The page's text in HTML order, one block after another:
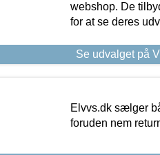
webshop. De
for at se deres
Se udvalget på
Elvvs.dk sælger
foruden nem